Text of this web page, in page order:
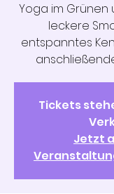
Yoga im Grünen
leckere
entspanntes
Tickets
Jetzt